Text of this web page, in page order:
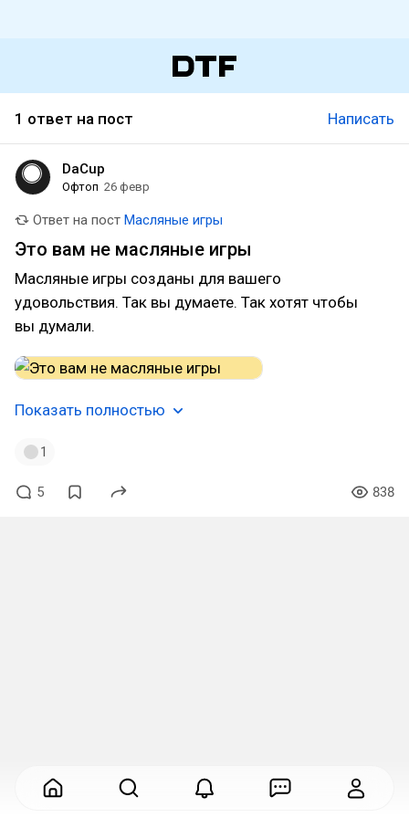
1 ответ на пост Написать
DaCup
Офтоп 26 февр
Ответ на пост Масляные игры
Это вам не масляные игры
Масляные игры созданы для вашего
удовольствия. Так вы думаете. Так хотят чтобы
вы думали.
Показать полностью
1
5 838